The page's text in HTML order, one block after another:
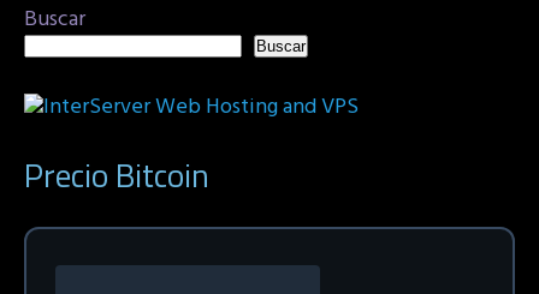
Buscar
Buscar
Precio Bitcoin